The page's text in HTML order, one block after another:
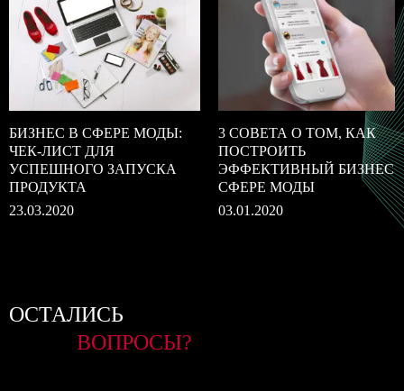
БИЗНЕС В СФЕРЕ МОДЫ:
ЧЕК-ЛИСТ ДЛЯ
УСПЕШНОГО ЗАПУСКА
ПРОДУКТА
23.03.2020
3 СОВЕТА О ТОМ, КАК
ПОСТРОИТЬ
ЭФФЕКТИВНЫЙ БИЗНЕС
СФЕРЕ МОДЫ
03.01.2020
ОСТАЛИСЬ
ВОПРОСЫ?